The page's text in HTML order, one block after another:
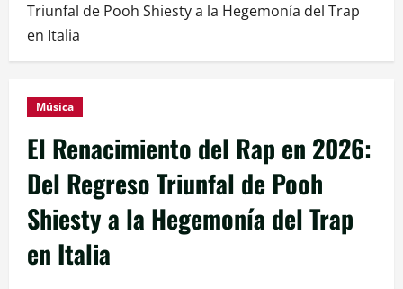
Triunfal de Pooh Shiesty a la Hegemonía del Trap
en Italia
Música
El Renacimiento del Rap en 2026:
Del Regreso Triunfal de Pooh
Shiesty a la Hegemonía del Trap
en Italia